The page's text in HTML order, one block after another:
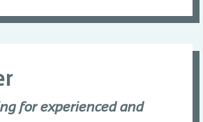
for experienced and